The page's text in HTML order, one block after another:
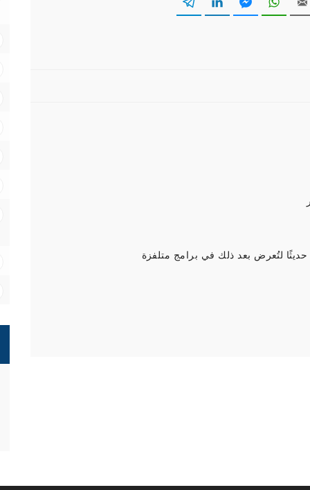
لتُعرض بعد ذلك في برامج متلفزة